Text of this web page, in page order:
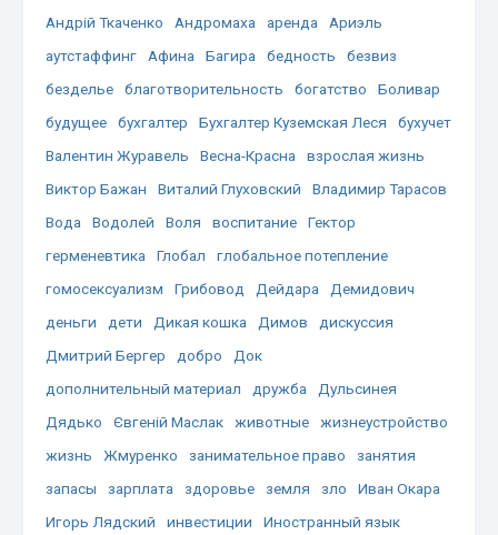
Андрій Ткаченко
Андромаха аренда
Ариэль
аутстаффинг
Афина Багира бедность
безвиз
безделье
благотворительность богатство
Боливар
будущее
бухгалтер Бухгалтер Куземская Леся
бухучет
Валентин Журавель
Весна-Красна
взрослая жизнь
Виктор Бажан
Виталий Глуховский
Владимир Тарасов
Вода
Водолей Воля воспитание
Гектор
герменевтика
Глобал
глобальное потепление
гомосексуализм
Грибовод Дейдара
Демидович
деньги
дети Дикая кошка Димов
дискуссия
Дмитрий Бергер
добро
Док
дополнительный материал
дружба
Дульсинея
Дядько
Євгеній Маслак животные
жизнеустройство
жизнь
Жмуренко занимательное право
занятия
запасы
зарплата здоровье земля зло
Иван Окара
Игорь Лядский
инвестиции
Иностранный язык